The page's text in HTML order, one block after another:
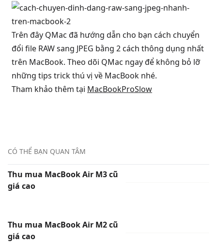
Trên đây QMac đã hướng dẫn cho bạn cách chuyển
đổi file RAW sang JPEG bằng 2 cách thông dụng nhất
trên MacBook. Theo dõi QMac ngay để không bỏ lỡ
những tips trick thú vị về MacBook nhé.
Tham khảo thêm tại MacBookProSlow
CÓ THỂ BẠN QUAN TÂM
Thu mua MacBook Air M3 cũ
giá cao
Thu mua MacBook Air M2 cũ
giá cao